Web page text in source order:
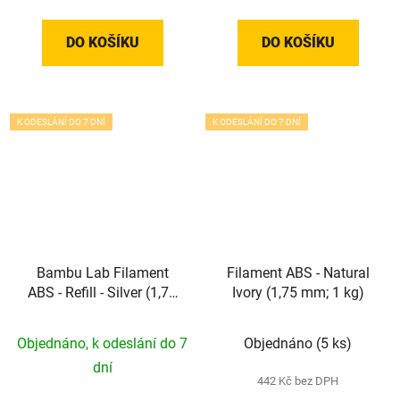
DO KOŠÍKU DO KOŠÍKU
K ODESLÁNÍ DO 7 DNÍ
Bambu Lab Filament
ABS - Refill - Silver (1,75
Objednáno, k odeslání do 7
dní
K ODESLÁNÍ DO 7 DNÍ
Filament ABS - Natural
Ivory (1,75 mm; 1 kg)
Objednáno (5 ks)
442 Kč bez DPH